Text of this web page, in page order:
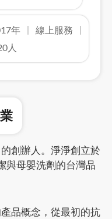
年
線上服務
人
創辦人。淨淨創立於
與母嬰洗劑的台灣品
品概念，從最初的抗